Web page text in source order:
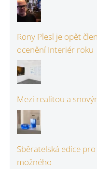
Rony Plesl je opět
ocenění Interiér roku
Mezi realitou a
Sběratelská edice
možného